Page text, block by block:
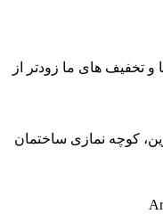
و تخفیف های ما زودتر از
کوچه نمازی ساختمان